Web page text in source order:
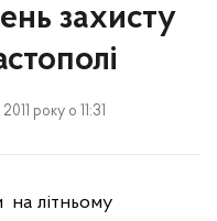
захисту
року о 11:31
на літньому